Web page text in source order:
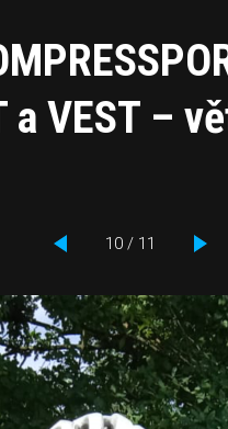
a VEST –
10 / 11